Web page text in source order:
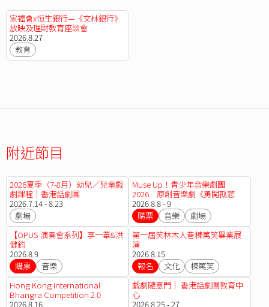
家福會x恒生銀行—《文林銀行》
放映及理財教育座談會
2026.8.27
教育
附近節目
2026夏季（7-8月）幼兒／兒童戲
劇課程｜香港話劇團
2026.7.14 - 8.23
劇場
Muse Up！青少年音樂劇團
2026 原創音樂劇《勇闖孤悲
城！》
2026.8.8 - 9
購票
音樂
劇場
【OPUS 演奏會系列】李一葦&洪
健鈞
2026.8.9
購票
音樂
第一屆笑林木人巷棟篤笑畢業展
演
2026.8.15
報名
文化
棟篤笑
Hong Kong International
Bhangra Competition 2.0
2026.8.16
戲劇隨意門│ 香港話劇團教育中
心
2026.8.25 - 27